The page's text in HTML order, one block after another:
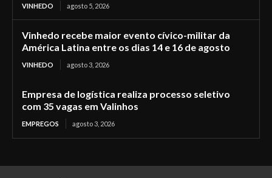
VINHEDO agosto 5, 2026
Vinhedo recebe maior evento cívico-militar da
América Latina entre os dias 14 e 16 de agosto
VINHEDO agosto 3, 2026
Empresa de logística realiza processo seletivo
com 35 vagas em Valinhos
EMPREGOS agosto 3, 2026